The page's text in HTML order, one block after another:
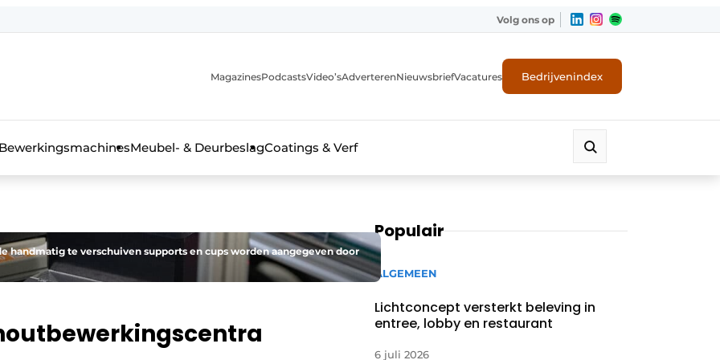
Volg ons op
MagazinesPodcastsVideo’sAdverterenNieuwsbriefVacatures Bedrijvenindex
BewerkingsmachinesMeubel- & DeurbeslagCoatings & Verf
handmatig te verschuiven supports en cups worden aangegeven door
Populair
ALGEMEEN
Lichtconcept versterkt beleving in
entree, lobby en restaurant
6 juli 2026